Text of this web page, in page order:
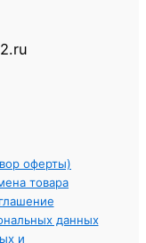
оферты)
товара
данных
и